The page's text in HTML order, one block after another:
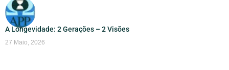
A Longevidade: 2 Gerações – 2 Visões
27 Maio, 2026